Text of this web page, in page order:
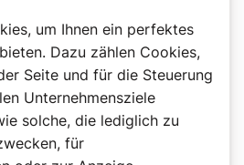
Energiekrise betreffen auch die
und Stromkosten der Pfarren
wäre auch gesellschaftlich
als landübergreifendes
um Ihnen ein perfektes
Dazu zählen Cookies,
Seite und für die Steuerung
Unternehmensziele
solche, die lediglich zu
für